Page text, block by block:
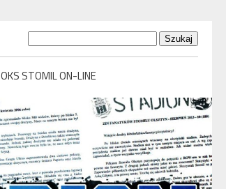
OKS STOMIL ON-LINE